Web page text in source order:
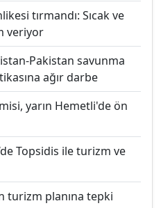
tırmandı: Sıcak ve
veriyor
Pakistan savunma
ağır darbe
yarın Hemetli'de ön
Topsidis ile turizm ve
turizm planına tepki